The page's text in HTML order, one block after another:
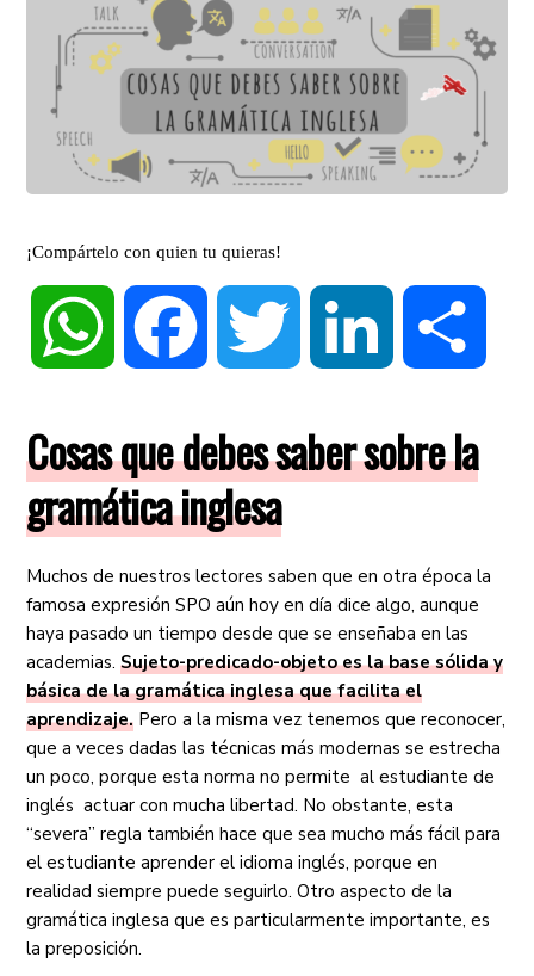
¡Compártelo con quien tu quieras!
WhatsApp Facebook Twitter LinkedIn
Cosas que debes saber sobre la
gramática inglesa
Muchos de nuestros lectores saben que en otra época la
famosa expresión SPO aún hoy en día dice algo, aunque
haya pasado un tiempo desde que se enseñaba en las
academias.Sujeto-predicado-objeto es la base sólida y
básica de la gramática inglesa que facilita el
aprendizaje. Pero a la misma vez tenemos que reconocer,
que a veces dadas las técnicas más modernas se estrecha
un poco, porque esta norma no permite al estudiante de
inglés actuar con mucha libertad. No obstante, esta
“severa” regla también hace que sea mucho más fácil para
el estudiante aprender el idioma inglés, porque en
realidad siempre puede seguirlo. Otro aspecto de la
gramática inglesa que es particularmente importante, es
la preposición.